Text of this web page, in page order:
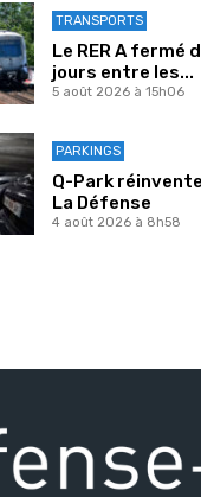
TRANSPORTS
Le RER A fermé
jours entre les...
5 août 2026 à 15h06
PARKINGS
Q-Park
La Défense
4 août 2026 à 8h58